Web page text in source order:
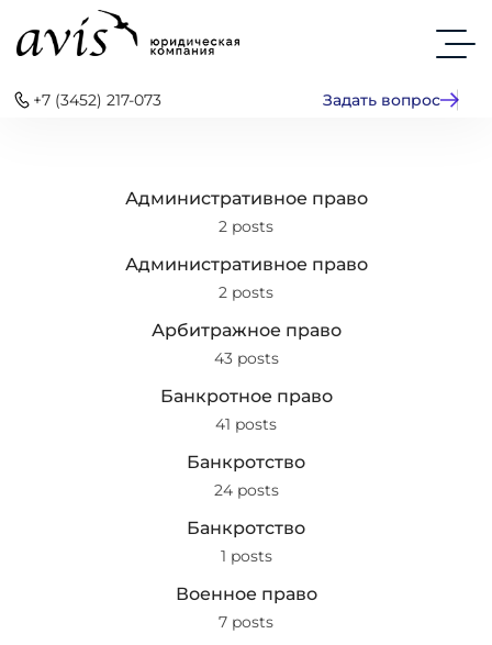
+7 (3452) 217-073 Задать вопрос
Административное право
2 posts
Административное право
2 posts
Арбитражное право
43 posts
Банкротное право
41 posts
Банкротство
24 posts
Банкротство
1 posts
Военное право
7 posts